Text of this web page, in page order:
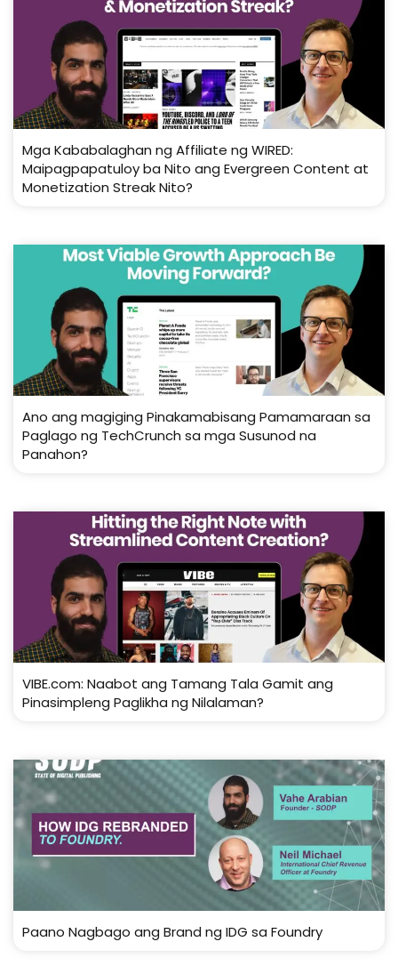
Mga Kababalaghan ng Affiliate ng WIRED:
Maipagpapatuloy ba Nito ang Evergreen Content at
Monetization Streak Nito?
Ano ang magiging Pinakamabisang Pamamaraan sa
Paglago ng TechCrunch sa mga Susunod na
Panahon?
VIBE.com: Naabot ang Tamang Tala Gamit ang
Pinasimpleng Paglikha ng Nilalaman?
Paano Nagbago ang Brand ng IDG sa Foundry